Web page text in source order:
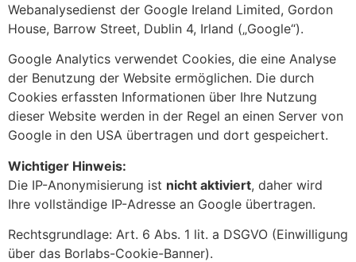
Webanalysedienst der Google Ireland Limited, Gordon
House, Barrow Street, Dublin 4, Irland („Google“).
Google Analytics verwendet Cookies, die eine Analyse
der Benutzung der Website ermöglichen. Die durch
Cookies erfassten Informationen über Ihre Nutzung
dieser Website werden in der Regel an einen Server von
Google in den USA übertragen und dort gespeichert.
Wichtiger Hinweis:
Die IP-Anonymisierung ist nicht aktiviert, daher wird
Ihre vollständige IP-Adresse an Google übertragen.
Rechtsgrundlage: Art. 6 Abs. 1 lit. a DSGVO (Einwilligung
über das Borlabs-Cookie-Banner).